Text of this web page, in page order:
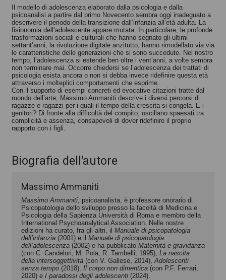
Daniel J. Siegel
adolescenti
Il modello di adolescenza elaborato dalla psicologia e dalla
psicoanalisi a partire dal primo Novecento sembra oggi inadeguato a
descrivere il periodo della transizione dall’infanzia all’età adulta. La
fisionomia dell’adolescente appare mutata. In particolare, le profonde
trasformazioni sociali e culturali che hanno segnato gli ultimi
settant’anni, la rivoluzione digitale anzitutto, hanno rimodellato via via
le caratteristiche delle generazioni che si sono succedute. Nel nostro
tempo, l’adolescenza si estende ben oltre i vent’anni, a volte sembra
non terminare mai. Occorre chiedersi se l’adolescenza dei trattati di
psicologia esista ancora o non si debba invece ridefinire questa età
attraverso i molteplici comportamenti che esprime.
Con il supporto di esempi concreti ed evocative citazioni tratte dal
mondo dell’arte, Massimo Ammaniti descrive i diversi percorsi di
ragazze e ragazzi per i quali il tempo della crescita si congela. E i
genitori? Di fronte alla difficoltà del compito, oscillano spaesati tra
complicità e assenza, consapevoli di dover ridefinire il proprio
rapporto con i figli.
Biografia dell'autore
Massimo Ammaniti
Massimo Ammaniti , psicoanalista, è professore onorario di
Psicopatologia dello sviluppo presso la facoltà di Medicina e
Psicologia della Sapienza Università di Roma e membro della
International Psychoanalytical Association. Nelle nostre
edizioni ha curato, fra gli altri, il Manuale di psicopatologia
dell’infanzia (2001) e il Manuale di psicopatologia
dell’adolescenza (2002) e ha pubblicato Maternità e gravidanza
(con C. Candelori, M. Pola, R. Tambelli, 1995), La nascita
della intersoggettività (con V. Gallese, 2014), Adolescenti
senza tempo (2018), Il corpo non dimentica (con P.F. Ferrari,
2020) e I paradossi degli adolescenti (2024).